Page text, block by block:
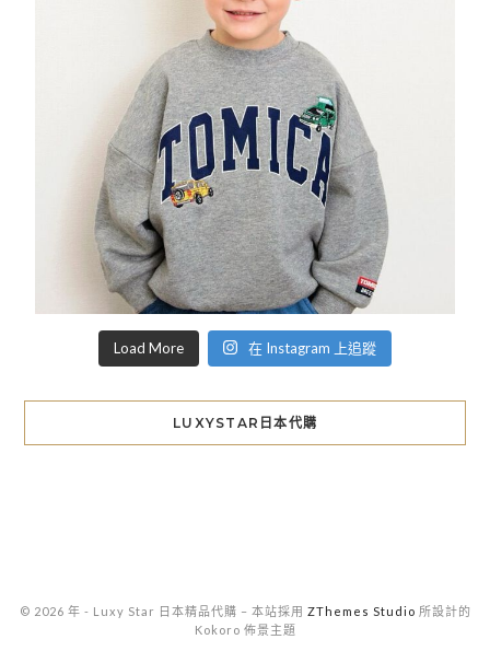
Load More 在 Instagram 上追蹤
LUXYSTAR日本代購
© 2026 年 - Luxy Star 日本精品代購 – 本站採用 ZThemes Studio 所設計的
Kokoro 佈景主題